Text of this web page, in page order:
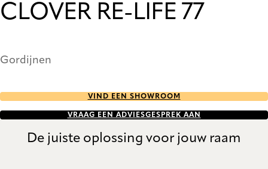
CLOVER RE-LIFE 77
Gordijnen
VIND EEN SHOWROOM
VRAAG EEN ADVIESGESPREK AAN
De juiste oplossing voor jouw raam